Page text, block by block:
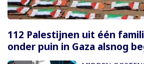
112 Palestijnen uit één
onder puin in Gaza alsnog